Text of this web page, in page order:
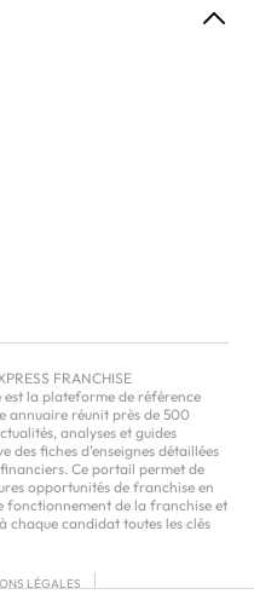
FRANCHISE
est la plateforme de référence
annuaire réunit près de 500
analyses et guides
des fiches d'enseignes détaillées
Ce portail permet de
opportunités de franchise en
fonctionnement de la franchise et
chaque candidat toutes les clés
LÉGALES